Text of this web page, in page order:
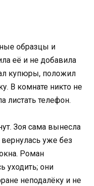
образцы и
её и не добавила
купюры, положил
В комнате никто не
листать телефон.
Зоя сама вынесла
уже без
Роман
уходить; они
неподалёку и не